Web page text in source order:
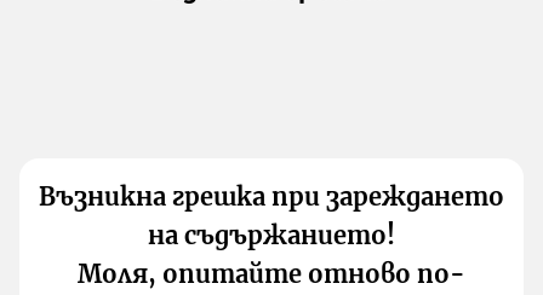
Възникна грешка при зареждането
на съдържанието!
Моля, опитайте отново по-